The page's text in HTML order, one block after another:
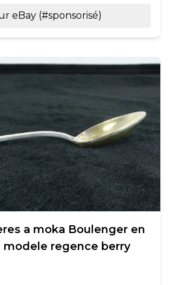
eBay (#sponsorisé)
a moka Boulenger en
regence berry